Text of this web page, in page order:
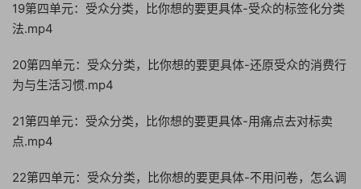
19第四单元：受众分类，比你想的要更具体-受众的标签化分类
法.mp4
20第四单元：受众分类，比你想的要更具体-还原受众的消费行
为与生活习惯.mp4
21第四单元：受众分类，比你想的要更具体-用痛点去对标卖
点.mp4
22第四单元：受众分类，比你想的要更具体-不用问卷，怎么调